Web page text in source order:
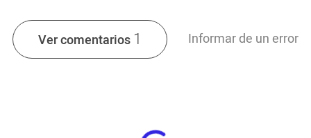
Ver comentarios 1 Informar de un error